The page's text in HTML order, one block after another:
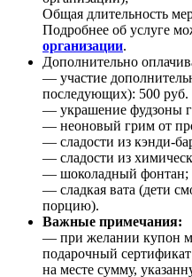
Общая длительность
Подробнее об услуге
организации.
Дополнительно
— участие
последующих): 500 руб.
— украшение фудзоны
— неоновый грим от
— сладости из кэнди-
— сладости из
— шоколадный фонтан;
— сладкая вата (дети
порцию).
Важные примечания:
— при желании купон
подарочный
на месте сумму,